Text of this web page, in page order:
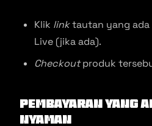
Klik linktautan yang ada
Live (jika ada).
Checkoutproduk
Pembayaran yang
Nyaman